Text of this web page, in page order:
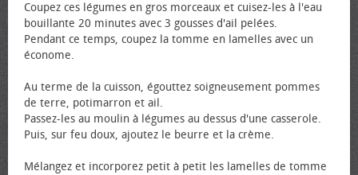
Coupez ces légumes en gros morceaux et cuisez-les à l'eau
bouillante 20 minutes avec 3 gousses d'ail pelées.
Pendant ce temps, coupez la tomme en lamelles avec un
économe.
Au terme de la cuisson, égouttez soigneusement pommes
de terre, potimarron et ail.
Passez-les au moulin à légumes au dessus d'une casserole.
Puis, sur feu doux, ajoutez le beurre et la crème.
Mélangez et incorporez petit à petit les lamelles de tomme